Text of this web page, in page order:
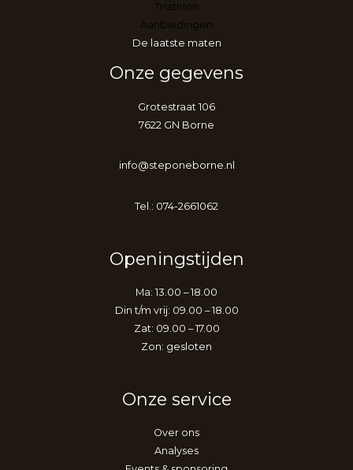
Triathlon
Aanbiedingen
De laatste maten
Onze gegevens
Grotestraat 106
7622 GN Borne
info@steponeborne.nl
Tel.: 074-2661062
Openingstijden
Ma: 13.00 – 18.00
Din t/m vrij: 09.00 – 18.00
Zat: 09.00 – 17.00
Zon: gesloten
Onze service
Over ons
Analyses